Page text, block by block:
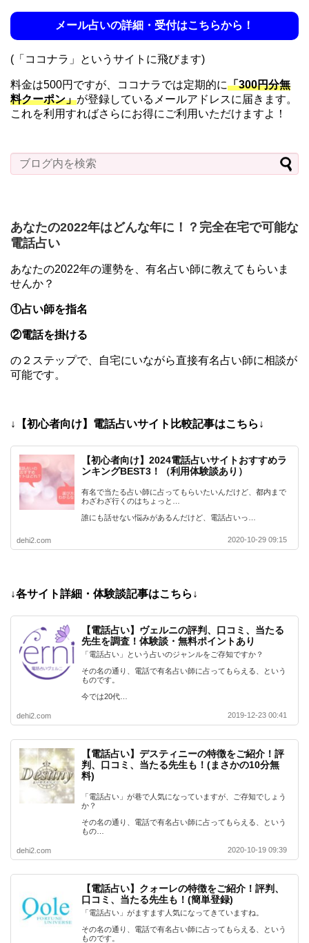
メール占いの詳細・受付はこちらから！
(「ココナラ」というサイトに飛びます)
料金は500円ですが、ココナラでは定期的に「300円分無
料クーポン」が登録しているメールアドレスに届きます。
これを利用すればさらにお得にご利用いただけますよ！
あなたの2022年はどんな年に！？完全在宅で可能な
電話占い
あなたの2022年の運勢を、有名占い師に教えてもらいま
せんか？
①占い師を指名
②電話を掛ける
の２ステップで、自宅にいながら直接有名占い師に相談が
可能です。
↓【初心者向け】電話占いサイト比較記事はこちら↓
【初心者向け】2024電話占いサイトおすすめラ
ンキングBEST3！（利用体験談あり）
有名で当たる占い師に占ってもらいたいんだけど、都内まで
わざわざ行くのはちょっと…
誰にも話せない悩みがあるんだけど、電話占いっ…
dehi2.com 2020-10-29 09:15
↓各サイト詳細・体験談記事はこちら↓
【電話占い】ヴェルニの評判、口コミ、当たる
先生を調査！体験談・無料ポイントあり
「電話占い」という占いのジャンルをご存知ですか？
その名の通り、電話で有名占い師に占ってもらえる、という
ものです。
今では20代…
dehi2.com 2019-12-23 00:41
【電話占い】デスティニーの特徴をご紹介！評
判、口コミ、当たる先生も！(まさかの10分無
料)
「電話占い」が巷で人気になっていますが、ご存知でしょう
か？
その名の通り、電話で有名占い師に占ってもらえる、という
もの…
dehi2.com 2020-10-19 09:39
【電話占い】クォーレの特徴をご紹介！評判、
口コミ、当たる先生も！(簡単登録)
「電話占い」がますます人気になってきていますね。
その名の通り、電話で有名占い師に占ってもらえる、という
ものです。